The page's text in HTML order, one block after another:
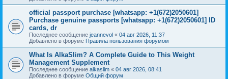
official passport purchase [whatsapp: +1(672)2050601]
Purchase genuine passports [whatsapp: +1(672)2050601] ID
cards, dr
Последнее сообщение jeannevol « 04 авг 2026, 11:37
Добавлено в форуме Правила пользования форумом
What Is AlkaSlim? A Complete Guide to This Weight
Management Supplement
Последнее сообщение alkaslim « 04 авг 2026, 08:41
Добавлено в форуме Общий форум